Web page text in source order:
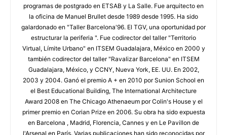
programas de postgrado en ETSAB y La Salle. Fue arquitecto en
la oficina de Manuel Brullet desde 1989 desde 1995. Ha sido
galardonado en "Taller Barcelona'96. El TGV, una oportunidad por
estructurar la periferia ". Fue codirector del taller "Territorio
Virtual, Límite Urbano" en ITSEM Guadalajara, México en 2000 y
también codirector del taller "Ravalizar Barcelona" en ITSEM
Guadalajara, México, y CCNY, Nueva York, EE. UU. En 2002,
2003 y 2004. Ganó el premio A + en 2010 por Sunion School en
el Best Educational Building, The International Architecture
Award 2008 en The Chicago Athenaeum por Colin's House y el
primer premio en Corian Prize en 2006. Su obra ha sido expuesta
en Barcelona , Madrid, Florencia, Cannes y en Le Pavillon de
l'Arsenal en París. Varias publicaciones han sido reconocidas por